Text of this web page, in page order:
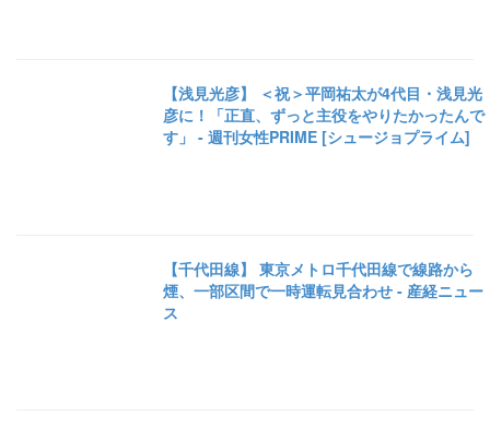
【浅見光彦】 ＜祝＞平岡祐太が4代目・浅見光
彦に！「正直、ずっと主役をやりたかったんで
す」 - 週刊女性PRIME [シュージョプライム]
【千代田線】 東京メトロ千代田線で線路から
煙、一部区間で一時運転見合わせ - 産経ニュー
ス